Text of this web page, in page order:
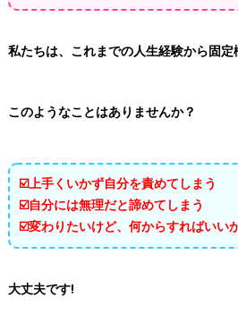
私たちは、 これまでの人生経験から固定
このようなことはありませんか？
☑️上手くいかず自分を責めてしまう
☑️自分には無理だと諦めてしまう
☑️変わりたいけど、何からすればいい
大丈夫です!